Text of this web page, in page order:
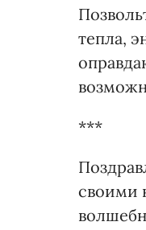
тепла,
***
своими